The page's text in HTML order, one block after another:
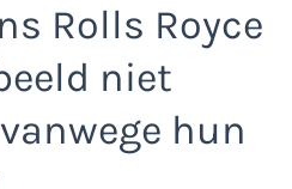
Rolls Royce
niet
hun